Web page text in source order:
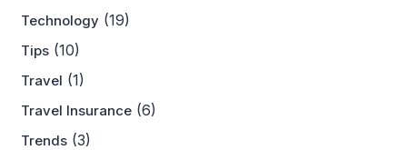
Technology (19)
Tips (10)
Travel (1)
Travel Insurance (6)
Trends (3)